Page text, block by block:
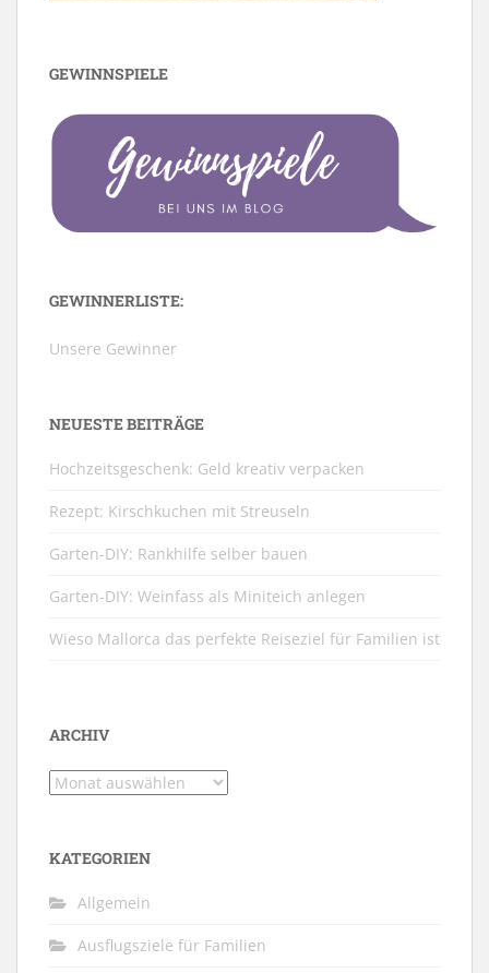
GEWINNSPIELE
GEWINNERLISTE:
Unsere Gewinner
NEUESTE BEITRÄGE
Hochzeitsgeschenk: Geld kreativ verpacken
Rezept: Kirschkuchen mit Streuseln
Garten-DIY: Rankhilfe selber bauen
Garten-DIY: Weinfass als Miniteich anlegen
Wieso Mallorca das perfekte Reiseziel für Familien ist
ARCHIV
Archiv
KATEGORIEN
Allgemein
Ausflugsziele für Familien